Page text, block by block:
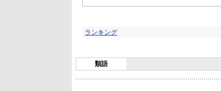
ランキング
類語